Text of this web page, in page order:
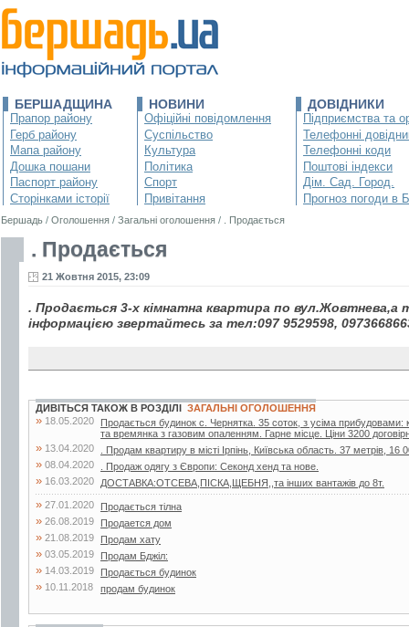
БЕРШАДЩИНА
Прапор району
Герб району
Мапа району
Дошка пошани
Паспорт району
Сторінками історії
НОВИНИ
Офіційні повідомлення
Суспільство
Культура
Політика
Спорт
Привітання
ДОВІДНИКИ
Підприємства та
Телефонні
Телефонні коди
Поштові індекси
Дім. Сад. Город.
Прогноз погоди в
Бершадь / Оголошення / Загальні оголошення / . Продається
. Продається
21 Жовтня 2015, 23:09
. Продається 3-х кімнатна квартира по вул.Жовтнева,а
інформацією звертайтесь за тел:097 9529598,
ДИВІТЬСЯ ТАКОЖ В РОЗДІЛІ ЗАГАЛЬНІ ОГОЛОШЕННЯ
» 18.05.2020
Продається будинок с. Чернятка. 35 соток, з усіма прибудовами:
та времянка з газовим опаленням. Гарне місце. Ціни 3200
» 13.04.2020 . Продам квартиру в місті Ірпінь, Київська область. 37 метрів, 16
» 08.04.2020 . Продаж одягу з Європи: Секонд хенд та нове.
» 16.03.2020 ДОСТАВКА:ОТСЕВА,ПІСКА,ЩЕБНЯ,,та інших вантажів до 8т.
» 27.01.2020 Продається тілна
» 26.08.2019 Продается дом
» 21.08.2019 Продам хату
» 03.05.2019 Продам Бджiл:
» 14.03.2019 Продається будинок
» 10.11.2018 продам будинок